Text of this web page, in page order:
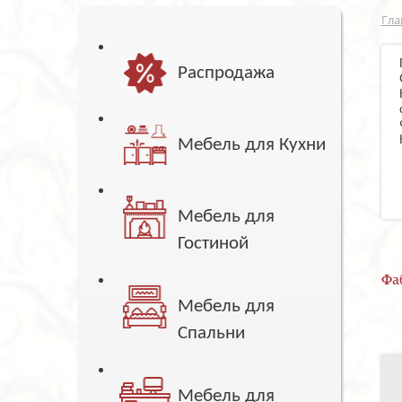
Распродажа
Мебель для Кухни
Мебель для
Гостиной
Мебель для
Спальни
Мебель для